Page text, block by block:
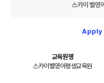
스카이벨영
교육원명
스카이벨영어평생교육원